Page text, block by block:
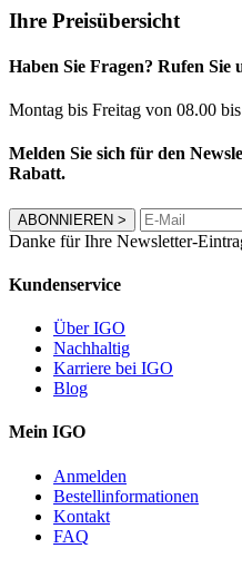
Ihre Preisübersicht
Haben Sie Fragen? Rufen Sie
Montag bis Freitag von 08.00
Melden Sie sich für den
Rabatt.
ABONNIEREN >
Danke für Ihre Newsletter-
Kundenservice
Über IGO
Nachhaltig
Karriere bei IGO
Blog
Mein IGO
Anmelden
Bestellinformationen
Kontakt
FAQ